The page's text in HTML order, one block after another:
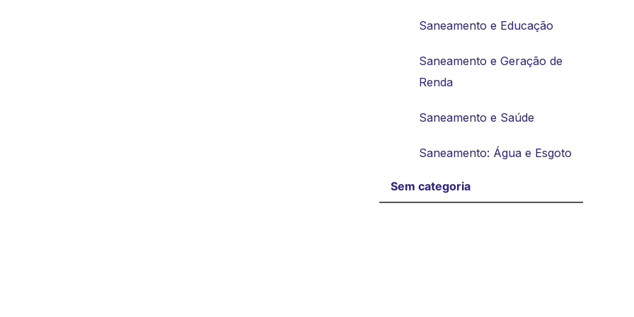
Saneamento e Educação
Saneamento e Geração de
Renda
Saneamento e Saúde
Saneamento: Água e Esgoto
Sem categoria